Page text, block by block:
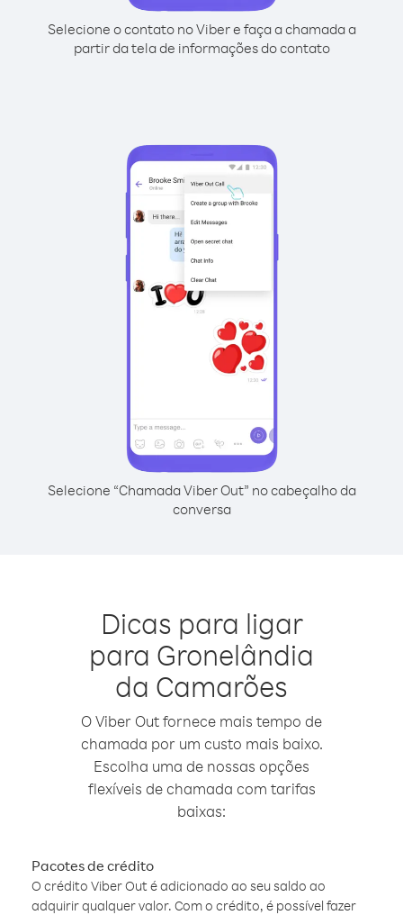
Selecione o contato no Viber e faça a chamada a
partir da tela de informações do contato
Selecione “Chamada Viber Out” no cabeçalho da
conversa
Dicas para ligar
para Gronelândia
da Camarões
O Viber Out fornece mais tempo de
chamada por um custo mais baixo.
Escolha uma de nossas opções
flexíveis de chamada com tarifas
baixas:
Pacotes de crédito
O crédito Viber Out é adicionado ao seu saldo ao
adquirir qualquer valor. Com o crédito, é possível fazer